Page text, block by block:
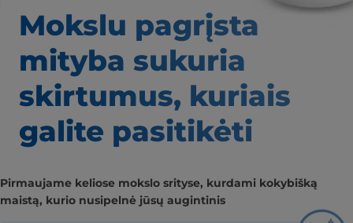
Mokslu pagrįsta
mityba sukuria
skirtumus, kuriais
galite pasitikėti
Pirmaujame keliose mokslo srityse, kurdami kokybišką
maistą, kurio nusipelnė jūsų augintinis